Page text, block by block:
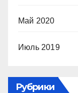
Май 2020
Июль 2019
Рубрики